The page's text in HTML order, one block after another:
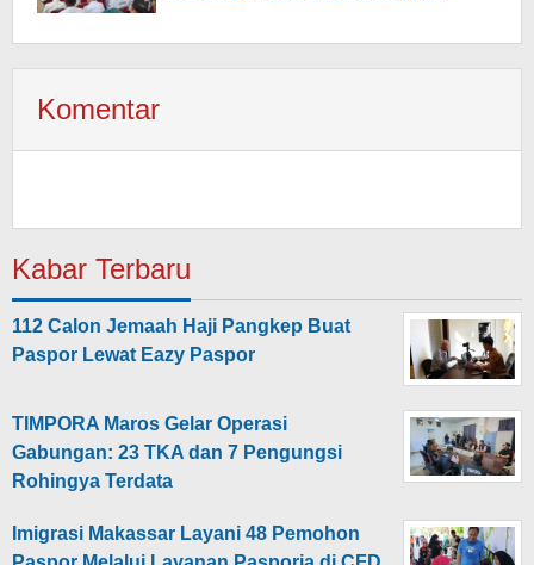
Komentar
Kabar Terbaru
112 Calon Jemaah Haji Pangkep Buat
Paspor Lewat Eazy Paspor
TIMPORA Maros Gelar Operasi
Gabungan: 23 TKA dan 7 Pengungsi
Rohingya Terdata
Imigrasi Makassar Layani 48 Pemohon